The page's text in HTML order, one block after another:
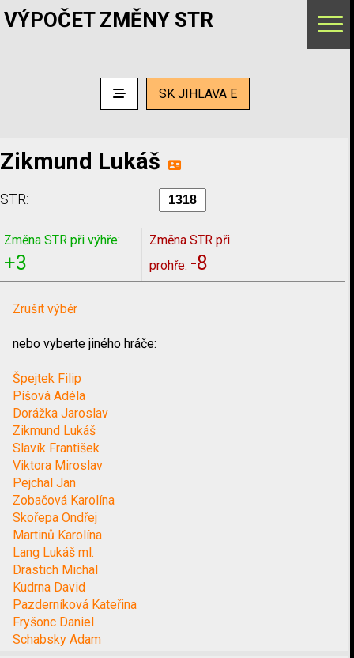
VÝPOČET ZMĚNY STR
SK JIHLAVA E
Zikmund Lukáš
STR:
Změna STR při výhře:
+3
Změna STR při
prohře: -8
Zrušit výběr
nebo vyberte jiného hráče:
Špejtek Filip
Píšová Adéla
Dorážka Jaroslav
Zikmund Lukáš
Slavík František
Viktora Miroslav
Pejchal Jan
Zobačová Karolína
Skořepa Ondřej
Martinů Karolína
Lang Lukáš ml.
Drastich Michal
Kudrna David
Pazderníková Kateřina
Fryšonc Daniel
Schabsky Adam